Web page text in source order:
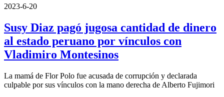
2023-6-20
Susy Diaz pagó jugosa cantidad de dinero
al estado peruano por vínculos con
Vladimiro Montesinos
La mamá de Flor Polo fue acusada de corrupción y declarada
culpable por sus vínculos con la mano derecha de Alberto Fujimori